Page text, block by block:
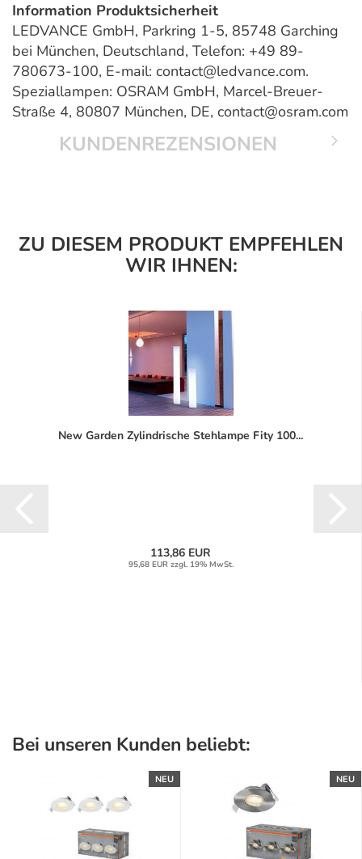
Information Produktsicherheit
LEDVANCE GmbH, Parkring 1-5, 85748 Garching
bei München, Deutschland, Telefon: +49 89-
780673-100, E-mail: contact@ledvance.com.
Speziallampen: OSRAM GmbH, Marcel-Breuer-
Straße 4, 80807 München, DE, contact@osram.com
KUNDENREZENSIONEN
ZU DIESEM PRODUKT EMPFEHLEN
WIR IHNEN:
New Garden Zylindrische Stehlampe Fity 100...
113,86 EUR
95,68 EUR zzgl. 19% MwSt.
Bei unseren Kunden beliebt:
NEU NEU